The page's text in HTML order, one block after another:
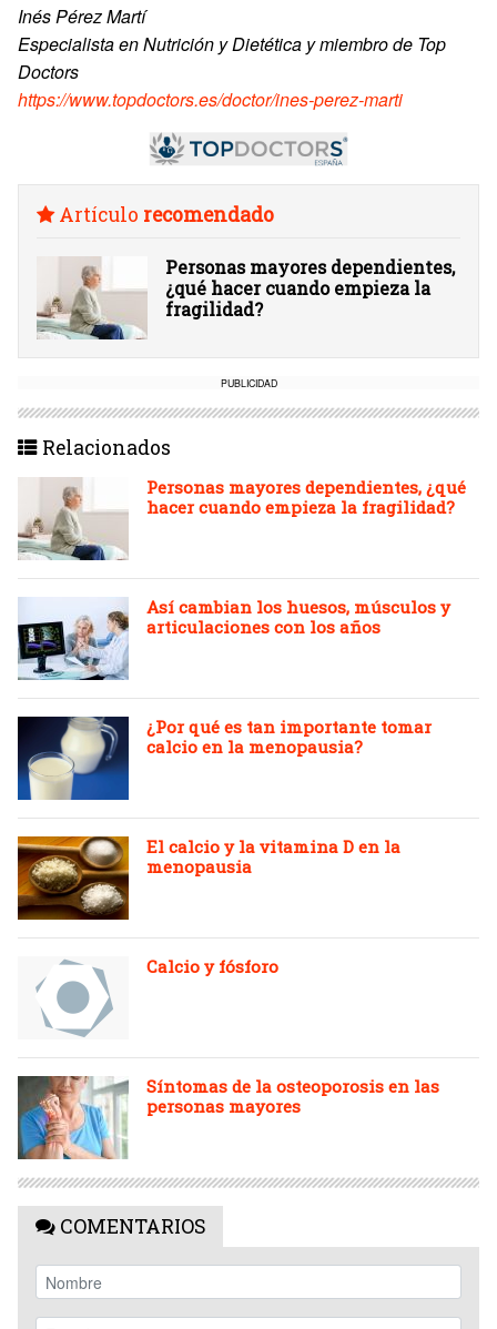
Inés Pérez Martí
Especialista en Nutrición y Dietética y miembro de Top
Doctors
https://www.topdoctors.es/doctor/ines-perez-marti
Artículo recomendado
Personas mayores dependientes,
¿qué hacer cuando empieza la
fragilidad?
PUBLICIDAD
Relacionados
Personas mayores dependientes, ¿qué
hacer cuando empieza la fragilidad?
Así cambian los huesos, músculos y
articulaciones con los años
¿Por qué es tan importante tomar
calcio en la menopausia?
El calcio y la vitamina D en la
menopausia
Calcio y fósforo
Síntomas de la osteoporosis en las
personas mayores
COMENTARIOS